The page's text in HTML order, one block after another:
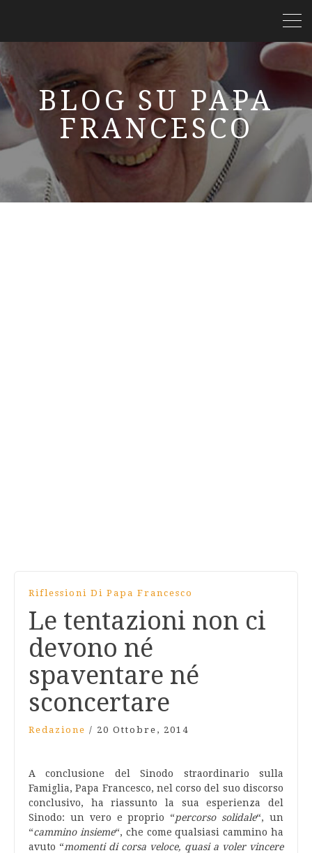
BLOG SU PAPA
FRANCESCO
Riflessioni Di Papa Francesco
Le tentazioni non ci
devono né
spaventare né
sconcertare
Redazione / 20 Ottobre, 2014
A conclusione del Sinodo straordinario sulla
Famiglia, Papa Francesco, nel corso del suo discorso
conclusivo, ha riassunto la sua esperienza del
Sinodo: un vero e proprio “percorso solidale“, un
“cammino insieme“, che come qualsiasi cammino ha
avuto “momenti di corsa veloce, quasi a voler vincere